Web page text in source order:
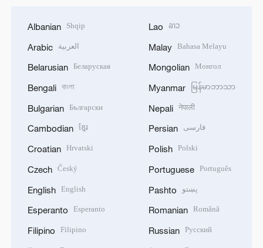
Albanian Shqip
Arabic العربية
Belarusian Беларуская
Bengali বাংলা
Bulgarian Български
Cambodian ខ្មែរ
Croatian Hrvatski
Czech Český
English English
Esperanto Esperanto
Filipino Filipino
Lao ລາວ
Malay Bahasa Melayu
Mongolian Монгол
Myanmar မြန်မာဘာသာ
Nepali नेपाली
Persian فارسی
Polish Polski
Portuguese Português
Pashto پښتو
Romanian Română
Russian Русский